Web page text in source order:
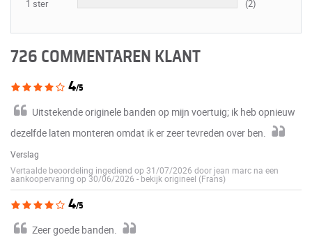
1 ster
(2)
726 COMMENTAREN KLANT
4/5
Uitstekende originele banden op mijn voertuig; ik heb opnieuw
dezelfde laten monteren omdat ik er zeer tevreden over ben.
Verslag
Vertaalde beoordeling ingediend op 31/07/2026 door jean marc na een
aankoopervaring op 30/06/2026 -bekijk origineel (Frans)
4/5
Zeer goede banden.